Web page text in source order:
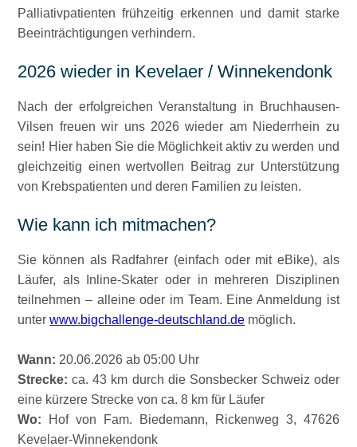
Palliativpatienten frühzeitig erkennen und damit starke
Beeinträchtigungen verhindern.
2026 wieder in Kevelaer / Winnekendonk
Nach der erfolgreichen Veranstaltung in Bruchhausen-
Vilsen freuen wir uns 2026 wieder am Niederrhein zu
sein! Hier haben Sie die Möglichkeit aktiv zu werden und
gleichzeitig einen wertvollen Beitrag zur Unterstützung
von Krebspatienten und deren Familien zu leisten.
Wie kann ich mitmachen?
Sie können als Radfahrer (einfach oder mit eBike), als
Läufer, als Inline-Skater oder in mehreren Disziplinen
teilnehmen – alleine oder im Team. Eine Anmeldung ist
unterwww.bigchallenge-deutschland.de möglich.
Wann: 20.06.2026 ab 05:00 Uhr
Strecke:ca. 43 km durch die Sonsbecker Schweiz oder
eine kürzere Strecke von ca. 8 km für Läufer
Wo: Hof von Fam. Biedemann, Rickenweg 3, 47626
Kevelaer-Winnekendonk